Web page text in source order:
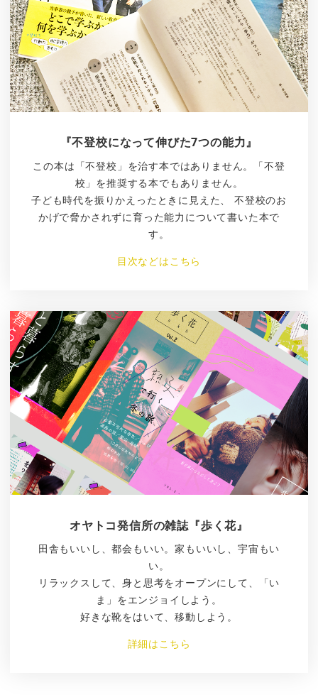
『不登校になって伸びた7つの能力』
この本は「不登校」を治す本ではありません。「不登
校」を推奨する本でもありません。
子ども時代を振りかえったときに見えた、 不登校のお
かげで脅かされずに育った能力について書いた本で
す。
目次などはこちら
オヤトコ発信所の雑誌『歩く花』
田舎もいいし、都会もいい。家もいいし、宇宙もい
い。
リラックスして、身と思考をオープンにして、「い
ま」をエンジョイしよう。
好きな靴をはいて、移動しよう。
詳細はこちら